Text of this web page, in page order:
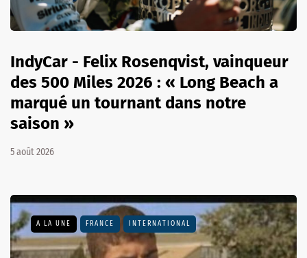
IndyCar - Felix Rosenqvist, vainqueur
des 500 Miles 2026 : « Long Beach a
marqué un tournant dans notre
saison »
5 août 2026
A LA UNE FRANCE INTERNATIONAL